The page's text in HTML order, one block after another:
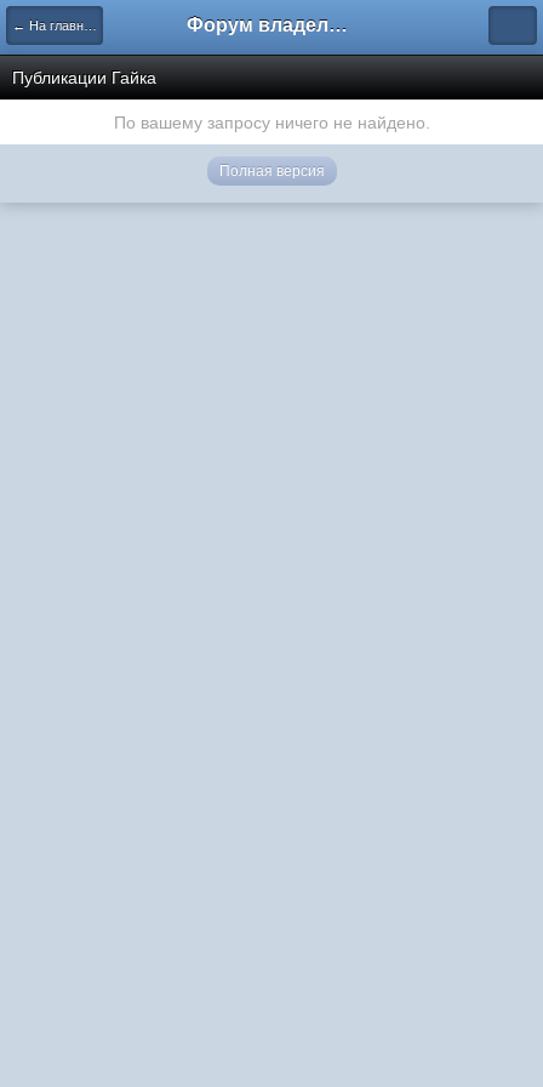
← На главную Форум владельцев интернет-магазинов
Публикации Гайка
По вашему запросу ничего не найдено.
Полная версия